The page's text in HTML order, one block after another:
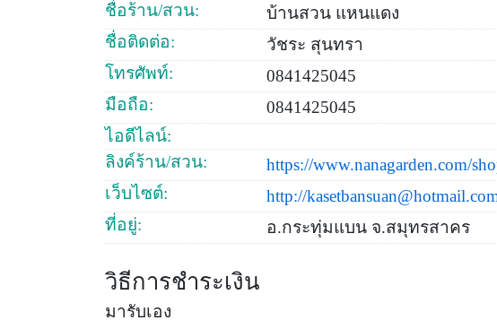
ชื่อร้าน/สวน:
บ้านสวน แหนแดง
ชื่อติดต่อ:
วัชระ สุนทรา
โทรศัพท์:
0841425045
มือถือ:
0841425045
ไอดีไลน์:
ลิงค์ร้าน/สวน:
https://www.nanagarden.com/
เว็บไซต์:
http://
ที่อยู่:
อ.กระทุ่มแบน จ.สมุทรสาคร
วิธีการชำระเงิน
มารับเอง